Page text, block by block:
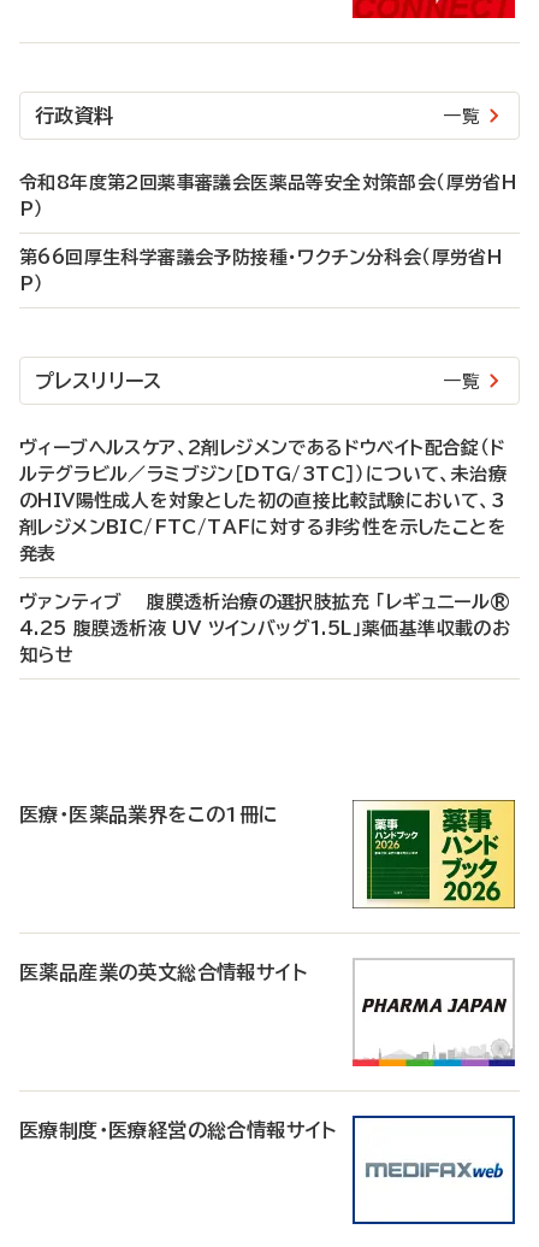
行政資料 一覧
令和8年度第2回薬事審議会医薬品等安全対策部会（厚労省H
P）
第66回厚生科学審議会予防接種・ワクチン分科会（厚労省H
P）
プレスリリース 一覧
ヴィーブヘルスケア、2剤レジメンであるドウベイト配合錠（ド
ルテグラビル／ラミブジン［DTG/3TC］）について、未治療
のHIV陽性成人を対象とした初の直接比較試験において、3
剤レジメンBIC/FTC/TAFに対する非劣性を示したことを
発表
ヴァンティブ 腹膜透析治療の選択肢拡充 「レギュニール®
4.25 腹膜透析液 UV ツインバッグ1.5L」薬価基準収載のお
知らせ
医療・医薬品業界をこの1冊に
医薬品産業の英文総合情報サイト
医療制度・医療経営の総合情報サイト